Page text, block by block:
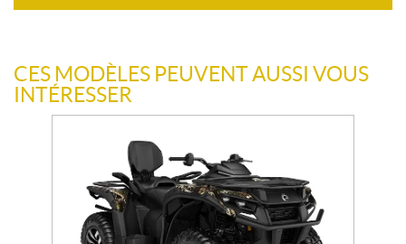
CES MODÈLES PEUVENT AUSSI VOUS
INTÉRESSER